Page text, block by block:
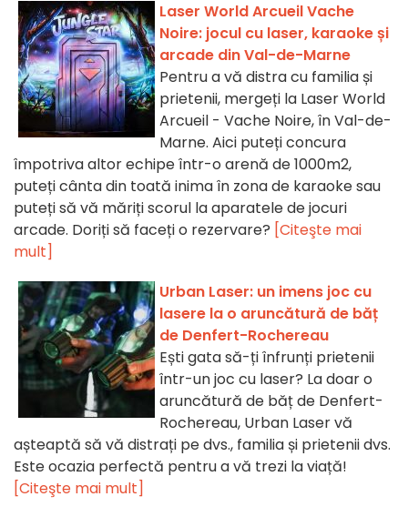
Laser World Arcueil Vache
Noire: jocul cu laser, karaoke și
arcade din Val-de-Marne
Pentru a vă distra cu familia și
prietenii, mergeți la Laser World
Arcueil - Vache Noire, în Val-de-
Marne. Aici puteți concura
împotriva altor echipe într-o arenă de 1000m2,
puteți cânta din toată inima în zona de karaoke sau
puteți să vă măriți scorul la aparatele de jocuri
arcade. Doriți să faceți o rezervare? [Citeşte mai
mult]
Urban Laser: un imens joc cu
lasere la o aruncătură de băț
de Denfert-Rochereau
Ești gata să-ți înfrunți prietenii
într-un joc cu laser? La doar o
aruncătură de băț de Denfert-
Rochereau, Urban Laser vă
așteaptă să vă distrați pe dvs., familia și prietenii dvs.
Este ocazia perfectă pentru a vă trezi la viață!
[Citeşte mai mult]